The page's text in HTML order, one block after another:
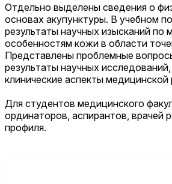
Отдельно выделены сведения о
основах акупунктуры. В учебном
результаты научных изысканий по
особенностям кожи в области
Представлены проблемные
результаты научных
клинические аспекты медицинской
Для студентов медицинского
ординаторов, аспирантов, врачей
профиля.